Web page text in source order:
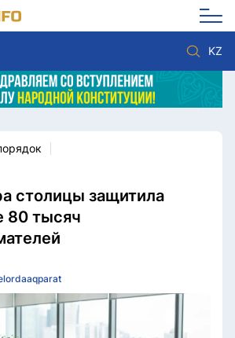
KZ
Политика
Культура
Мнение
Мир
Служба Комплаенс
столицы защитила
80 тысяч